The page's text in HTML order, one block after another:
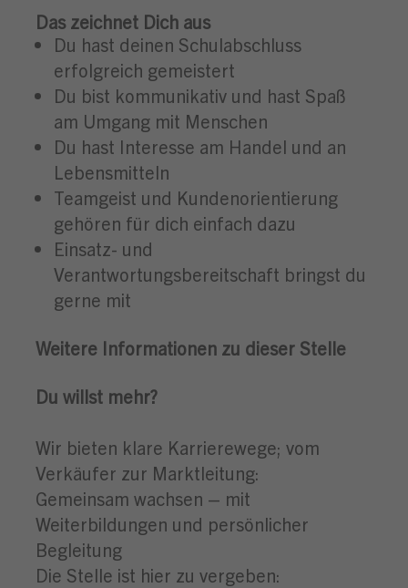
Das zeichnet Dich aus
Du hast deinen Schulabschluss
erfolgreich gemeistert
Du bist kommunikativ und hast Spaß
am Umgang mit Menschen
Du hast Interesse am Handel und an
Lebensmitteln
Teamgeist und Kundenorientierung
gehören für dich einfach dazu
Einsatz- und
Verantwortungsbereitschaft bringst du
gerne mit
Weitere Informationen zu dieser Stelle
Du willst mehr?
Wir bieten klare Karrierewege; vom
Verkäufer zur Marktleitung:
Gemeinsam wachsen – mit
Weiterbildungen und persönlicher
Begleitung
Die Stelle ist hier zu vergeben: